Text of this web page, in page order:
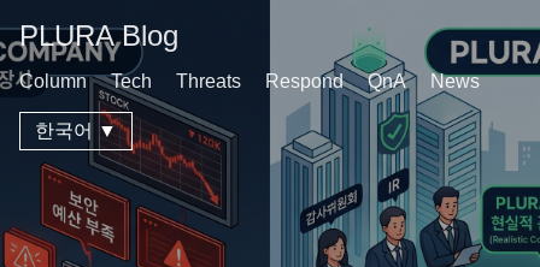
PLURA Blog
Column Tech Threats Respond QnA News
한국어 ▼